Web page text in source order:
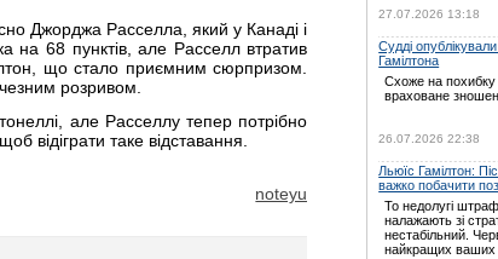
Джорджа Расселла, який у Канаді і
на 68 пунктів, але Расселл втратив
що стало приємним сюрпризом.
розривом.
але Расселлу тепер потрібно
відіграти таке відставання.
noteyu
27.07.2026 13:18
Судді
Гамілтона
Схоже на похибку
враховане
26.07.2026 22:38
Льюїс Гамілтон:
важко побачити
То недолугі
налажають зі
нестабільний.
найкращих